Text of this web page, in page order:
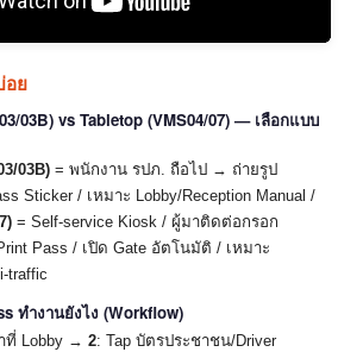
อย
03B) vs Tabletop (VMS04/07) — เลือกแบบ
03B) = พนักงาน รปภ. ถือไป → ถ่ายรูป
Sticker / เหมาะ Lobby/Reception Manual /
= Self-service Kiosk / ผู้มาติดต่อกรอก
Pass / เปิด Gate อัตโนมัติ / เหมาะ
traffic
ทำงานยังไง (Workflow)
ที่ Lobby → 2: Tap บัตรประชาชน/Driver